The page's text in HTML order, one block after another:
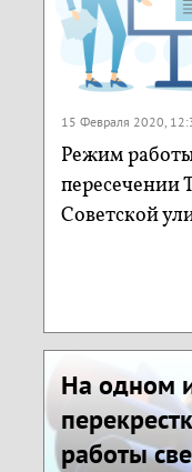
15 Февраля 2020,
Режим
пересечении
Советской
На одном
работы